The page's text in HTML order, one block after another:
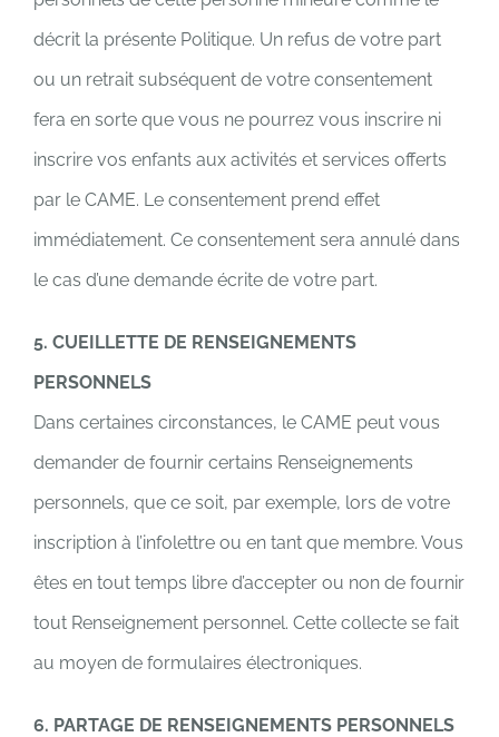
décrit la présente Politique. Un refus de votre part
ou un retrait subséquent de votre consentement
fera en sorte que vous ne pourrez vous inscrire ni
inscrire vos enfants aux activités et services offerts
par le CAME. Le consentement prend effet
immédiatement. Ce consentement sera annulé dans
le cas d’une demande écrite de votre part.
5. CUEILLETTE DE RENSEIGNEMENTS
PERSONNELS
Dans certaines circonstances, le CAME peut vous
demander de fournir certains Renseignements
personnels, que ce soit, par exemple, lors de votre
inscription à l’infolettre ou en tant que membre. Vous
êtes en tout temps libre d’accepter ou non de fournir
tout Renseignement personnel. Cette collecte se fait
au moyen de formulaires électroniques.
6. PARTAGE DE RENSEIGNEMENTS PERSONNELS